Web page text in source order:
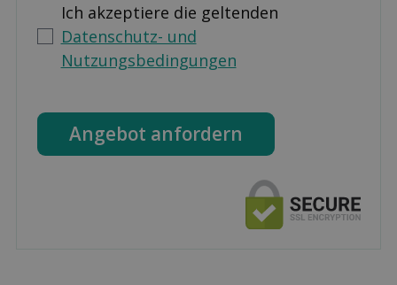
Ich akzeptiere die geltenden
Datenschutz- und
Nutzungsbedingungen
Angebot anfordern